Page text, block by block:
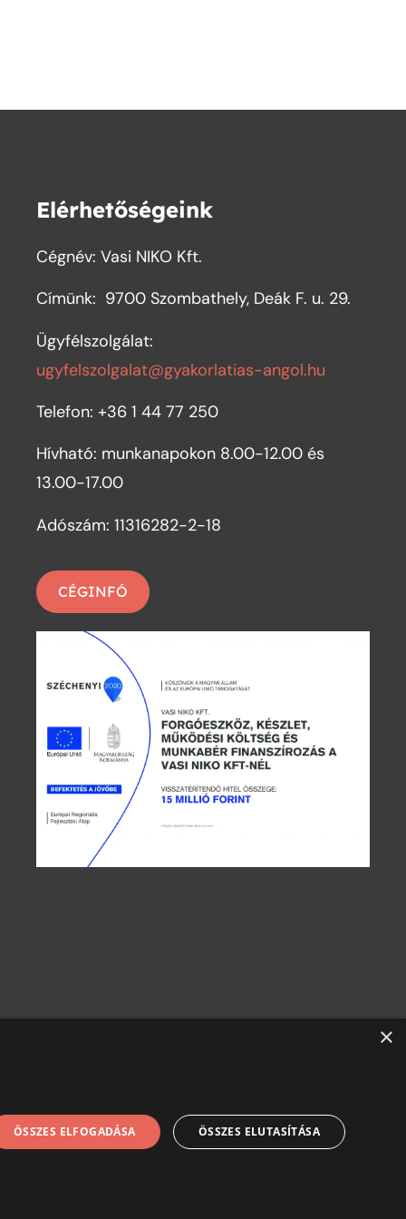
Elérhetőségeink
Cégnév: Vasi NIKO Kft.
Címünk: 9700 Szombathely, Deák F. u. 29.
Ügyfélszolgálat:
ugyfelszolgalat@gyakorlatias-angol.hu
Telefon: +36 1 44 77 250
Hívható: munkanapokon 8.00-12.00 és
13.00-17.00
Adószám: 11316282-2-18
CÉGINFÓ
×
ÖSSZES ELFOGADÁSA ÖSSZES ELUTASÍTÁSA